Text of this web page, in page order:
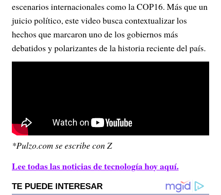
escenarios internacionales como la COP16. Más que un
juicio político, este video busca contextualizar los
hechos que marcaron uno de los gobiernos más
debatidos y polarizantes de la historia reciente del país.
*Pulzo.com se escribe con Z
Lee todas las noticias de tecnología hoy aquí.